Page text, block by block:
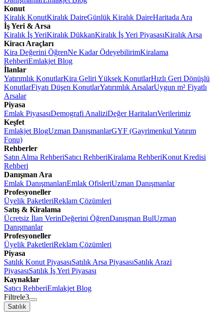
Konut
Kiralık KonutKiralık DaireGünlük Kiralık DaireHaritada Ara
İş Yeri & Arsa
Kiralık İş YeriKiralık DükkanKiralık İş Yeri PiyasasıKiralık Arsa
Kiracı Araçları
Kira Değerini ÖğrenNe Kadar ÖdeyebilirimKiralama
RehberiEmlakjet Blog
İlanlar
Yatırımlık KonutlarKira Geliri Yüksek KonutlarHızlı Geri Dönüşlü
KonutlarFiyatı Düşen KonutlarYatırımlık ArsalarUygun m² Fiyatlı
Arsalar
Piyasa
Emlak PiyasasıDemografi AnaliziDeğer HaritalarıVerilerimiz
Keşfet
Emlakjet BlogUzman DanışmanlarGYF (Gayrimenkul Yatırım
Fonu)
Rehberler
Satın Alma RehberiSatıcı RehberiKiralama RehberiKonut Kredisi
Rehberi
Danışman Ara
Emlak DanışmanlarıEmlak OfisleriUzman Danışmanlar
Profesyoneller
Üyelik PaketleriReklam Çözümleri
Satış & Kiralama
Ücretsiz İlan VerinDeğerini ÖğrenDanışman BulUzman
Danışmanlar
Profesyoneller
Üyelik PaketleriReklam Çözümleri
Piyasa
Satılık Konut PiyasasıSatılık Arsa PiyasasıSatılık Arazi
PiyasasıSatılık İş Yeri Piyasası
Kaynaklar
Satıcı RehberiEmlakjet Blog
Filtrele3
Satılık